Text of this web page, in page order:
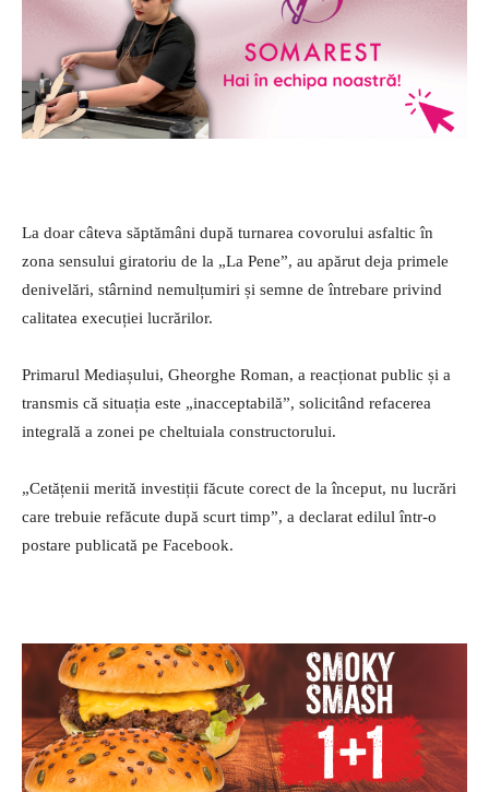
La doar câteva săptămâni după turnarea covorului asfaltic în
zona sensului giratoriu de la „La Pene”, au apărut deja primele
denivelări, stârnind nemulțumiri și semne de întrebare privind
calitatea execuției lucrărilor.
Primarul Mediașului, Gheorghe Roman, a reacționat public și a
transmis că situația este „inacceptabilă”, solicitând refacerea
integrală a zonei pe cheltuiala constructorului.
„Cetățenii merită investiții făcute corect de la început, nu lucrări
care trebuie refăcute după scurt timp”, a declarat edilul într-o
postare publicată pe Facebook.